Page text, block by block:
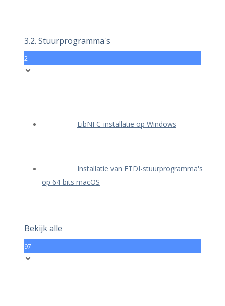
3.2. Stuurprogramma's
2
LibNFC-installatie op Windows
Installatie van FTDI-stuurprogramma's
op 64-bits macOS
Bekijk alle
97